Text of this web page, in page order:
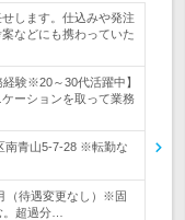
します。仕込みや発注
などにも携わっていた
験※20～30代活躍中】
ーションを取って業務
南青山5-7-28 ※転勤な
（待遇変更なし）※固
超過分…